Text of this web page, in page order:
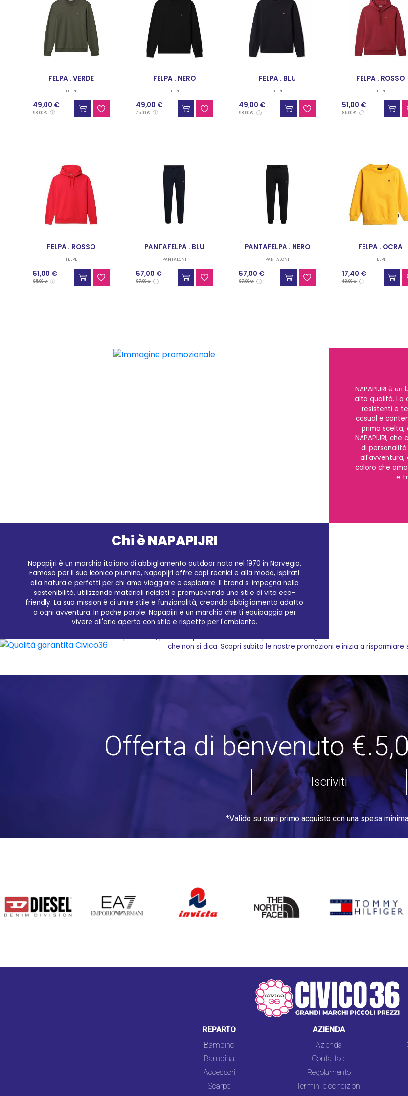
FELPA . VERDE
FELPE
49,00 €
98,00 €
FELPA . NERO
FELPE
49,00 €
75,00 €
FELPA . BLU
FELPE
49,00 €
98,00 €
FELPA . ROSSO
FELPE
51,00 €
85,00 €
FELPA . ROSSO
FELPE
51,00 €
85,00 €
PANTAFELPA . BLU
PANTALONI
57,00 €
87,00 €
PANTAFELPA . NERO
PANTALONI
57,00 €
87,00 €
FELPA . OCRA
FELPE
17,40 €
48,00 €
NAPAPIJRI è
alta qualità. La
resistenti e
casual e
prima scelta,
NAPAPIJRI,
di personalità
coloro che
e
Chi è NAPAPIJRI
Napapijri è un marchio italiano di abbigliamento outdoor nato nel 1970 in Norvegia.
Famoso per il suo iconico piumino, Napapijri offre capi tecnici e alla moda, ispirati
alla natura e perfetti per chi ama viaggiare e esplorare. Il brand si impegna nella
sostenibilità, utilizzando materiali riciclati e promuovendo uno stile di vita eco-
friendly. La sua mission è di unire stile e funzionalità, creando abbigliamento adatto
a ogni avventura. In poche parole: Napapijri è un marchio che ti equipaggia per
vivere all'aria aperta con stile e rispetto per l'ambiente.
Qualità garantita
Desideri arricchire il tuo guardaroba con i capi di alta qualità Napapijri? Civico36.store è il tuo
servizio clienti impeccabile, potrai acquistare in tutta tranquillità. La consegna a domicilio è veloce e
che non si dica. Scopri subito le nostre promozioni e inizia a risparmiare
VEDI TUTTO
Offerta di benvenuto
Iscriviti
*Valido su ogni primo acquisto con una spesa
INVICTA
NORTH
FACE
REPARTO
Bambino
Bambina
Accessori
Scarpe
AZIENDA
Azienda
Contattaci
Regolamento
Termini e condizioni